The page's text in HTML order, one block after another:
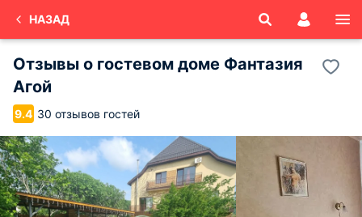
НАЗАД
Отзывы о гостевом доме Фантазия
Агой
9.4 30 отзывов гостей